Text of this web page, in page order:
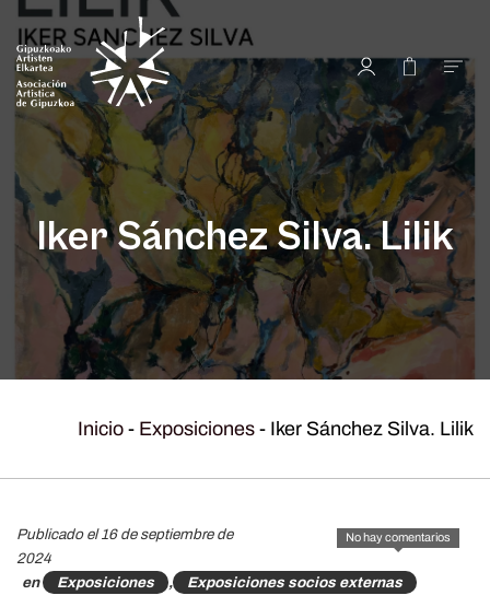
Iker Sánchez Silva. Lilik
Inicio - Exposiciones - Iker Sánchez Silva. Lilik
No hay comentarios
Publicado el 16 de septiembre de
2024
en
Exposiciones , Exposiciones socios externas